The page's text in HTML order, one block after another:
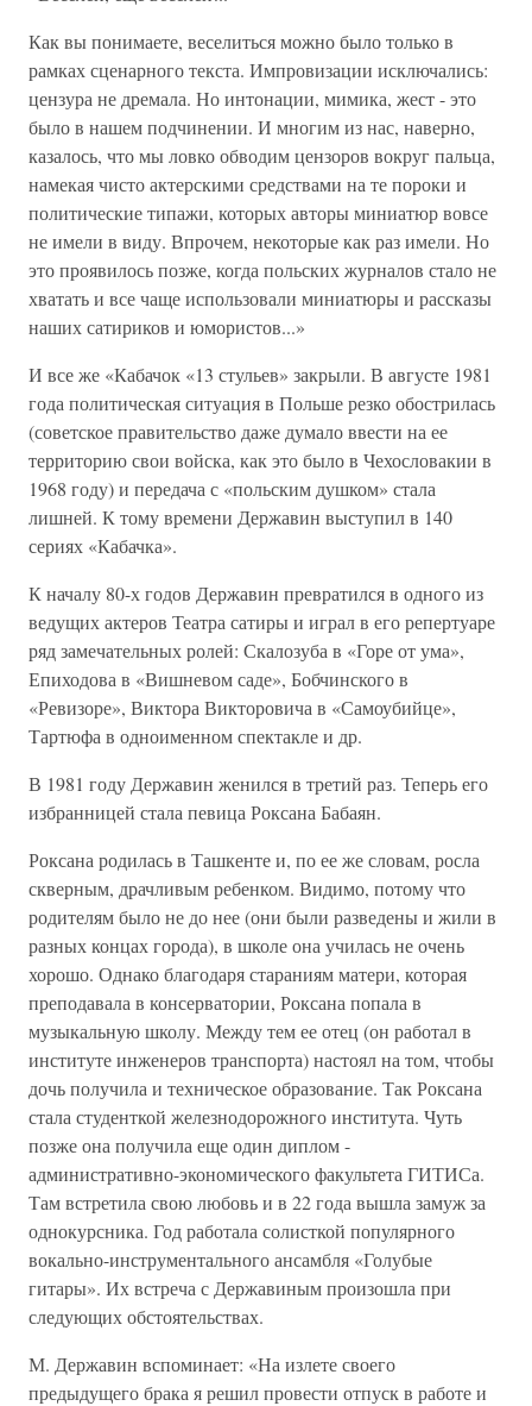
Как вы понимаете, веселиться можно было только в
рамках сценарного текста. Импровизации исключались:
цензура не дремала. Но интонации, мимика, жест - это
было в нашем подчинении. И многим из нас, наверно,
казалось, что мы ловко обводим цензоров вокруг пальца,
намекая чисто актерскими средствами на те пороки и
политические типажи, которых авторы миниатюр вовсе
не имели в виду. Впрочем, некоторые как раз имели. Но
это проявилось позже, когда польских журналов стало не
хватать и все чаще использовали миниатюры и рассказы
наших сатириков и юмористов...»
И все же «Кабачок «13 стульев» закрыли. В августе 1981
года политическая ситуация в Польше резко обострилась
(советское правительство даже думало ввести на ее
территорию свои войска, как это было в Чехословакии в
1968 году) и передача с «польским душком» стала
лишней. К тому времени Державин выступил в 140
сериях «Кабачка».
К началу 80-х годов Державин превратился в одного из
ведущих актеров Театра сатиры и играл в его репертуаре
ряд замечательных ролей: Скалозуба в «Горе от ума»,
Епиходова в «Вишневом саде», Бобчинского в
«Ревизоре», Виктора Викторовича в «Самоубийце»,
Тартюфа в одноименном спектакле и др.
В 1981 году Державин женился в третий раз. Теперь его
избранницей стала певица Роксана Бабаян.
Роксана родилась в Ташкенте и, по ее же словам, росла
скверным, драчливым ребенком. Видимо, потому что
родителям было не до нее (они были разведены и жили в
разных концах города), в школе она училась не очень
хорошо. Однако благодаря стараниям матери, которая
преподавала в консерватории, Роксана попала в
музыкальную школу. Между тем ее отец (он работал в
институте инженеров транспорта) настоял на том, чтобы
дочь получила и техническое образование. Так Роксана
стала студенткой железнодорожного института. Чуть
позже она получила еще один диплом -
административно-экономического факультета ГИТИСа.
Там встретила свою любовь и в 22 года вышла замуж за
однокурсника. Год работала солисткой популярного
вокально-инструментального ансамбля «Голубые
гитары». Их встреча с Державиным произошла при
следующих обстоятельствах.
М. Державин вспоминает: «На излете своего
предыдущего брака я решил провести отпуск в работе и